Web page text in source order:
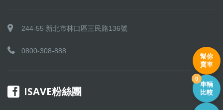
244-55 新北市林口區三民路136號
0800-308-888
ISAVE粉絲團
幫你
賣車
車輛
比較
0